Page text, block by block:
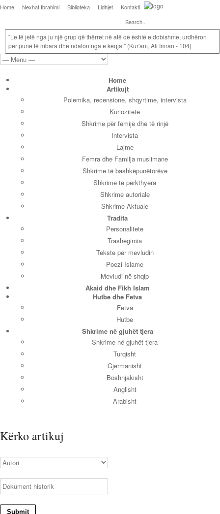
Home Nexhat Ibrahimi Biblioteka Lidhjet Kontakti
"Le të jetë nga ju një grup që thërret në atë që është e dobishme, urdhëron
për punë të mbara dhe ndalon nga e keqja." (Kur'ani, Ali Imran - 104)
Home
Artikujt
Polemika, recensione, shqyrtime, intervista
Kuriozitete
Shkrime për fëmijë dhe të rinjë
Intervista
Lajme
Femra dhe Familja muslimane
Shkrime të bashkëpunëtorëve
Shkrime të përkthyera
Shkrime autoriale
Shkrime Aktuale
Tradita
Personalitete
Trashegimia
Tekste për mevludin
Poezi Islame
Mevludi në shqip
Akaid dhe Fikh Islam
Hutbe dhe Fetva
Fetva
Hutbe
Shkrime në gjuhët tjera
Shkrime në gjuhët tjera
Turqisht
Gjermanisht
Boshnjakisht
Anglisht
Arabisht
Kërko artikuj